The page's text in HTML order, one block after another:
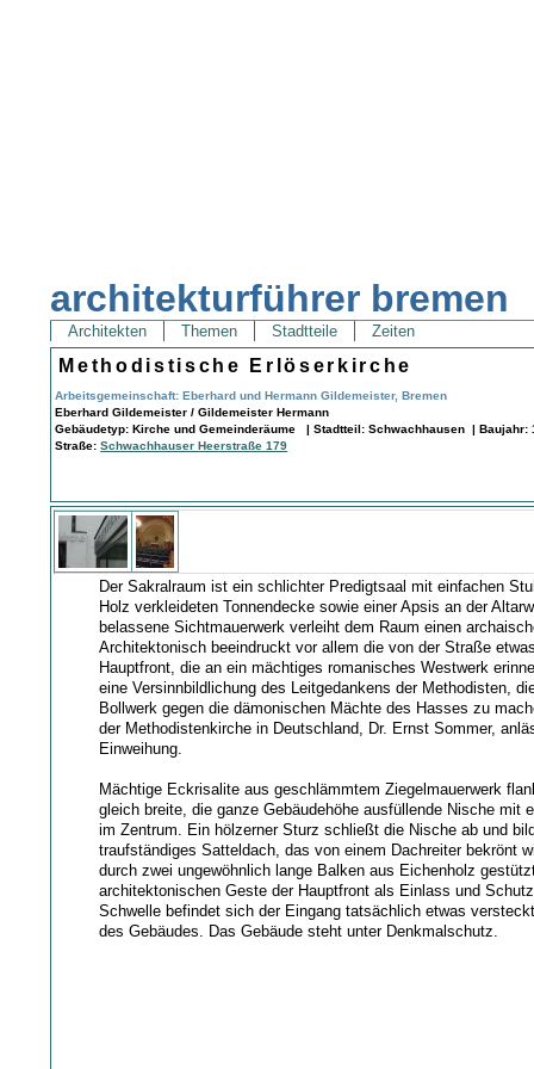
architekturführer bremen
Architekten Themen Stadtteile Zeiten
Methodistische Erlöserkirche
Arbeitsgemeinschaft: Eberhard und Hermann Gildemeister, Bremen
Eberhard Gildemeister / Gildemeister Hermann
Gebäudetyp: Kirche und Gemeinderäume | Stadtteil: Schwachhausen | Baujahr:
Straße:Schwachhauser Heerstraße 179
Der Sakralraum ist ein schlichter Predigtsaal mit einfachen
Holz verkleideten Tonnendecke sowie einer Apsis an der
belassene Sichtmauerwerk verleiht dem Raum einen
Architektonisch beeindruckt vor allem die von der Straße
Hauptfront, die an ein mächtiges romanisches Westwerk
eine Versinnbildlichung des Leitgedankens der Methodisten,
Bollwerk gegen die dämonischen Mächte des Hasses zu
der Methodistenkirche in Deutschland, Dr. Ernst Sommer,
Einweihung.
Mächtige Eckrisalite aus geschlämmtem Ziegelmauerwerk
gleich breite, die ganze Gebäudehöhe ausfüllende Nische mit
im Zentrum. Ein hölzerner Sturz schließt die Nische ab und
traufständiges Satteldach, das von einem Dachreiter bekrönt
durch zwei ungewöhnlich lange Balken aus Eichenholz
architektonischen Geste der Hauptfront als Einlass und
Schwelle befindet sich der Eingang tatsächlich etwas
des Gebäudes. Das Gebäude steht unter Denkmalschutz.